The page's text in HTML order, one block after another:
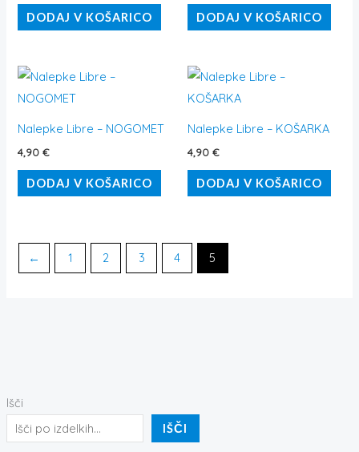
Išči
IŠČI
DODAJ V KOŠARICO DODAJ V KOŠARICO
Nalepke Libre – NOGOMET
4,90€
DODAJ V KOŠARICO
Nalepke Libre – KOŠARKA
4,90 €
DODAJ V KOŠARICO
← 1 2 3 4 5